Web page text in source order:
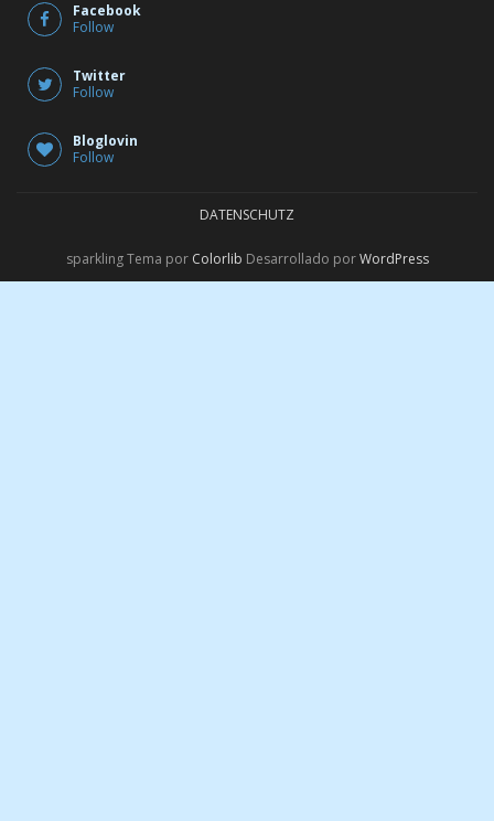
Facebook
Follow
Twitter
Follow
Bloglovin
Follow
DATENSCHUTZ
sparkling Tema por Colorlib Desarrollado porWordPress